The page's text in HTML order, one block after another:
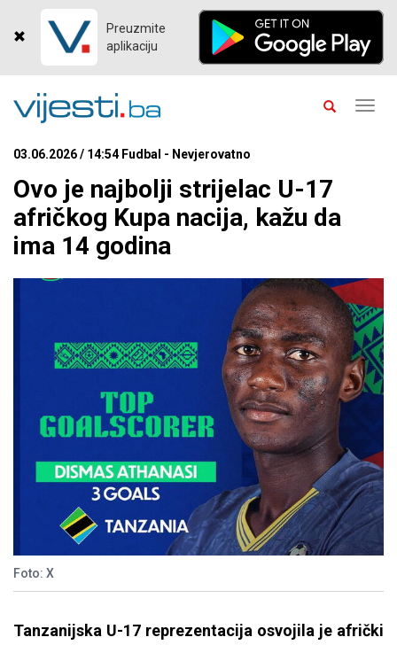
Preuzmite
aplikaciju
03.06.2026 / 14:54 Fudbal - Nevjerovatno
Ovo je najbolji strijelac U-17
afričkog Kupa nacija, kažu da
ima 14 godina
Foto: X
Tanzanijska U-17 reprezentacija osvojila je afrički